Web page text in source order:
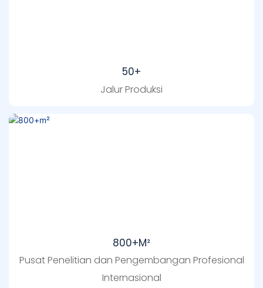
50+
Jalur Produksi
800+m²
Pusat Penelitian dan Pengembangan Profesional
Internasional